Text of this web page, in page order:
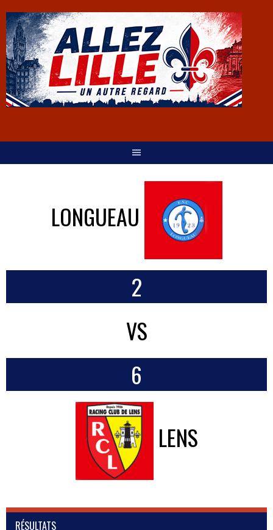
LONGUEAU
2
VS
6
LENS
RÉSULTATS